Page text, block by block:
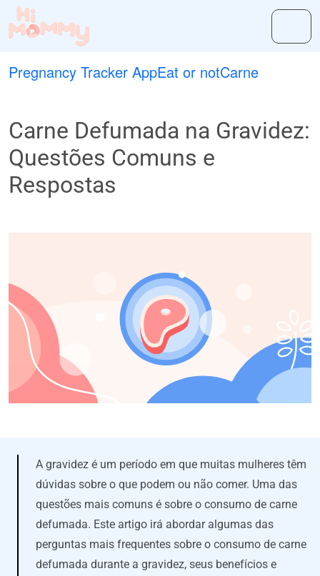
Pregnancy Tracker AppEat or notCarne
Carne Defumada na Gravidez:
Questões Comuns e
Respostas
A gravidez é um período em que muitas mulheres têm
dúvidas sobre o que podem ou não comer. Uma das
questões mais comuns é sobre o consumo de carne
defumada. Este artigo irá abordar algumas das
perguntas mais frequentes sobre o consumo de carne
defumada durante a gravidez, seus benefícios e